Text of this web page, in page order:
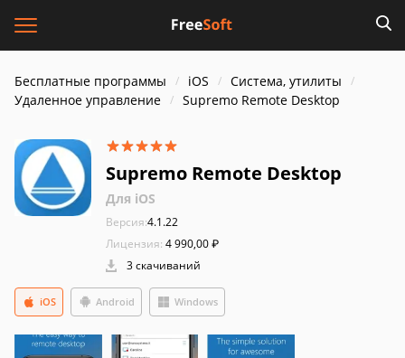
Бесплатные программы iOS
Система, утилиты
Удаленное управление
Supremo Remote Desktop
Supremo Remote Desktop
Для iOS
Версия:4.1.22
Лицензия: 4 990,00 ₽
3 скачиваний
Android
iOS Windows